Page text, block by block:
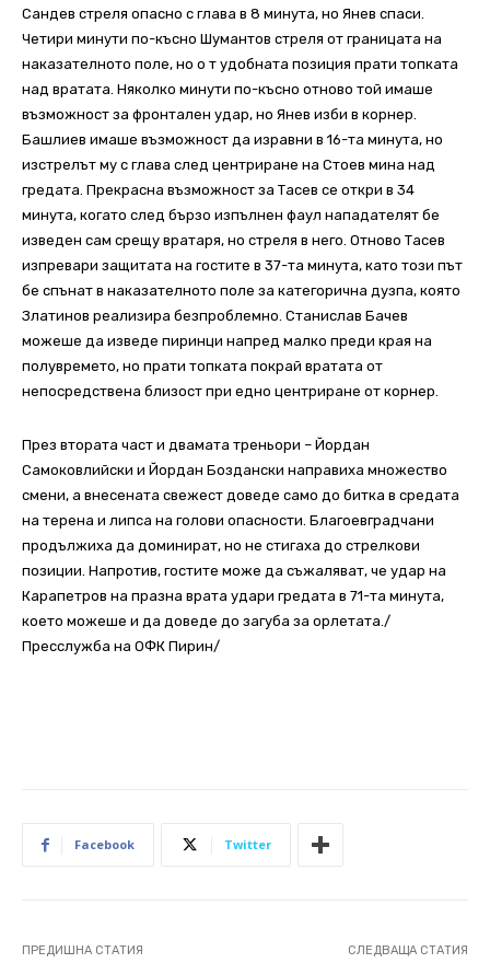
Сандев стреля опасно с глава в 8 минута, но Янев спаси.
Четири минути по-късно Шумантов стреля от границата на
наказателното поле, но о т удобната позиция прати топката
над вратата. Няколко минути по-късно отново той имаше
възможност за фронтален удар, но Янев изби в корнер.
Башлиев имаше възможност да изравни в 16-та минута, но
изстрелът му с глава след центриране на Стоев мина над
гредата. Прекрасна възможност за Тасев се откри в 34
минута, когато след бързо изпълнен фаул нападателят бе
изведен сам срещу вратаря, но стреля в него. Отново Тасев
изпревари защитата на гостите в 37-та минута, като този път
бе спънат в наказателното поле за категорична дузпа, която
Златинов реализира безпроблемно. Станислав Бачев
можеше да изведе пиринци напред малко преди края на
полувремето, но прати топката покрай вратата от
непосредствена близост при едно центриране от корнер.
През втората част и двамата треньори – Йордан
Самоковлийски и Йордан Боздански направиха множество
смени, а внесената свежест доведе само до битка в средата
на терена и липса на голови опасности. Благоевградчани
продължиха да доминират, но не стигаха до стрелкови
позиции. Напротив, гостите може да съжаляват, че удар на
Карапетров на празна врата удари гредата в 71-та минута,
което можеше и да доведе до загуба за орлетата./
Пресслужба на ОФК Пирин/
Facebook Twitter
ПРЕДИШНА СТАТИЯ СЛЕДВАЩА СТАТИЯ